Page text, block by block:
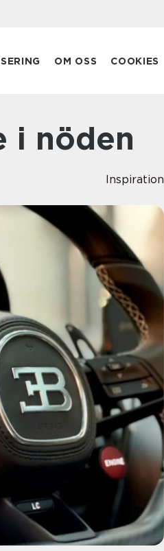
OM OSS COOKIES
i nöden
Inspiration